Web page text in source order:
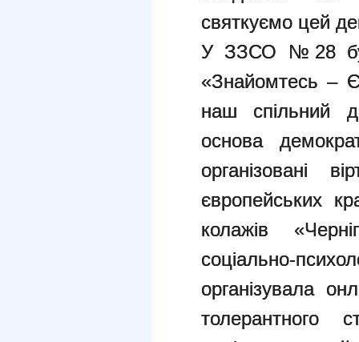
святкуємо цей
У ЗЗСО №28
«Знайомтесь –
наш спільний
основа
організовані
європейських
колажів
соціально-
організувала
толерантного